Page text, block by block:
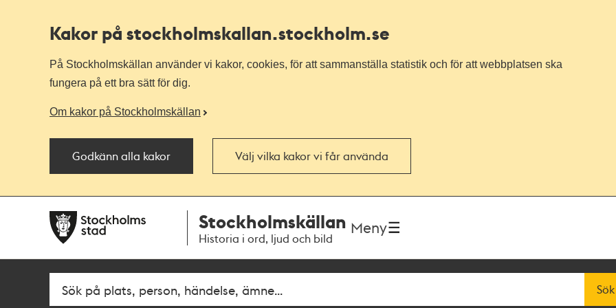
Kakor på stockholmskallan.stockholm.se
På Stockholmskällan använder vi kakor, cookies, för att sammanställa statistik och för att webbplatsen ska
fungera på ett bra sätt för dig.
Om kakor på Stockholmskällan
Godkänn alla kakor Välj vilka kakor vi får använda
navigationen
huvudinnehållet
Stockholmskällan
Historia i ord, ljud och bild
Meny
Fritextsök Sök